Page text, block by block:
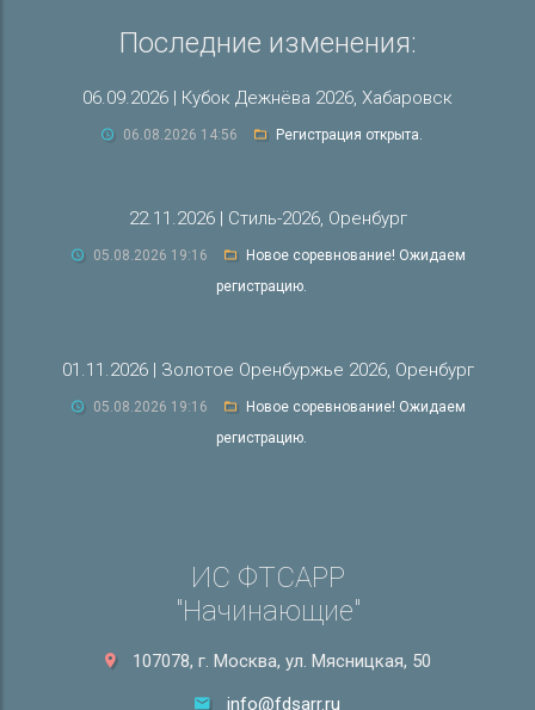
Последние изменения:
06.09.2026 | Кубок Дежнёва 2026, Хабаровск
06.08.2026 14:56 Регистрация открыта.
22.11.2026 | Стиль-2026, Оренбург
05.08.2026 19:16
Новое соревнование! Ожидаем
регистрацию.
01.11.2026 | Золотое Оренбуржье 2026, Оренбург
05.08.2026 19:16
Новое соревнование! Ожидаем
регистрацию.
ИС ФТСАРР
"Начинающие"
107078, г. Москва, ул. Мясницкая, 50
info@fdsarr.ru